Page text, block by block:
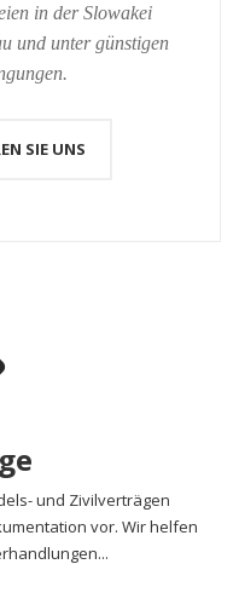
in der Slowakei
und unter günstigen
SIE UNS
und Zivilverträgen
vor. Wir helfen